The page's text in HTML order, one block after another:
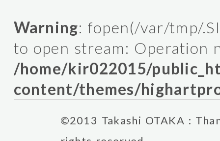
Warning: fopen(/var/tmp/
to open stream: Operation
/home/kir022015/
content/themes/
©2013 Takashi OTAKA :